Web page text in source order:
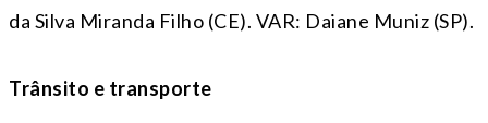
da Silva Miranda Filho (CE). VAR: Daiane Muniz (SP).
Trânsito e transporte